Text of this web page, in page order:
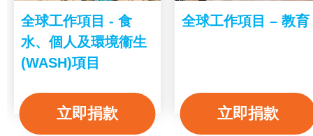
全球工作項目 - 食
水、個人及環境衞生
(WASH)項目
立即捐款
全球工作項目 – 教育
立即捐款